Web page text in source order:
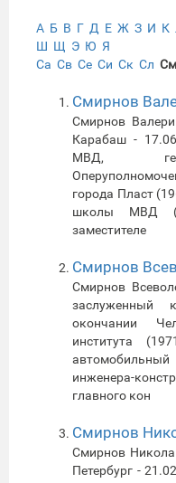
А Б В Г Д Е Ж З И К
Ш Щ Э Ю Я
Са Св Се Си Ск Сл См
Смирнов
Смирнов
Карабаш -
МВД,
города Пласт
школы МВД
заместителе
Смирнов
Смирнов
заслуженный
окончании
института
инженера-
главного кон
Смирнов
Смирнов
Петербург -